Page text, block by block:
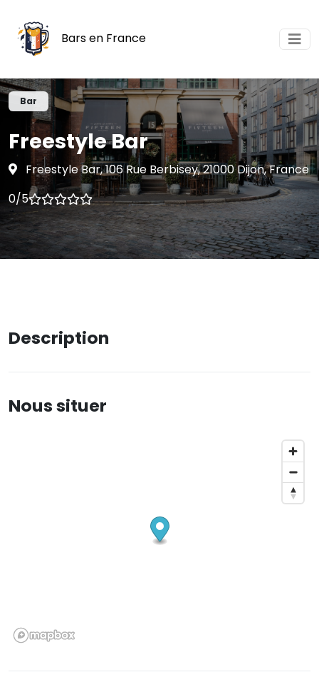
Bars en France
Bar
Freestyle Bar
Freestyle Bar, 106 Rue Berbisey, 21000 Dijon, France
0/5
Description
Nous situer